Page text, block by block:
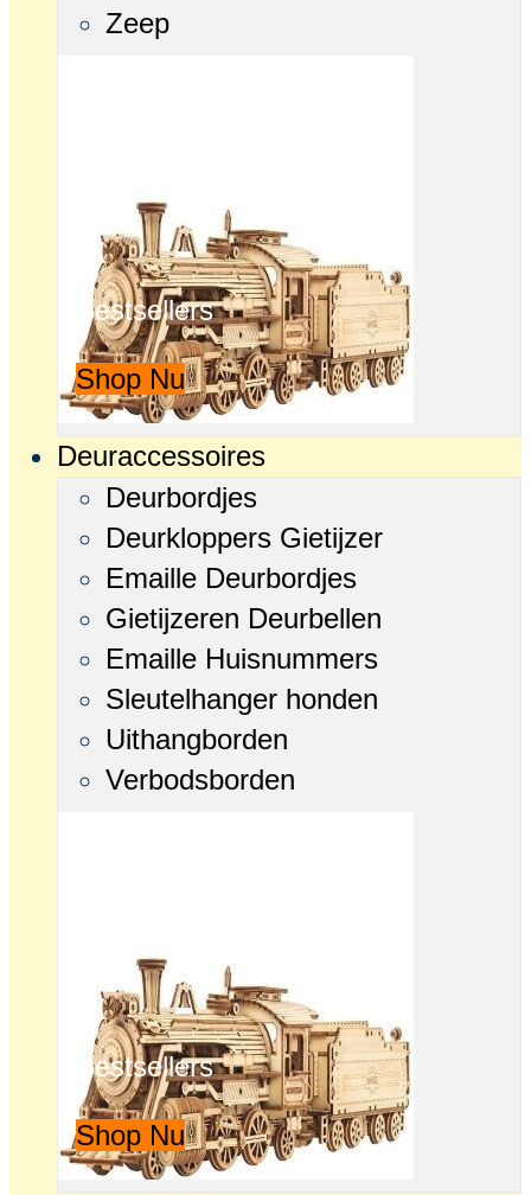
Zeep
Bestsellers
Shop Nu
Deuraccessoires
Deurbordjes
Deurkloppers Gietijzer
Emaille Deurbordjes
Gietijzeren Deurbellen
Emaille Huisnummers
Sleutelhanger honden
Uithangborden
Verbodsborden
Bestsellers
Shop Nu